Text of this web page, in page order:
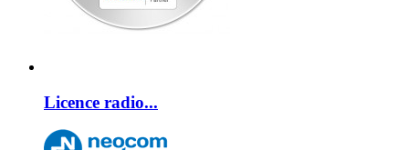
Licence radio...